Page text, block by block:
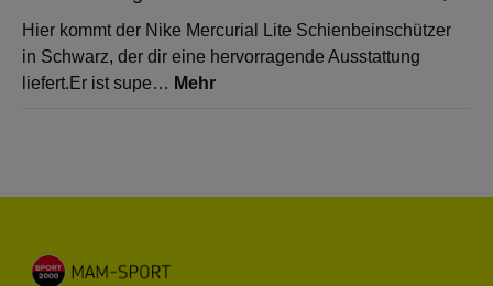
Hier kommt der Nike Mercurial Lite Schienbeinschützer
in Schwarz, der dir eine hervorragende Ausstattung
liefert.Er ist supe… Mehr